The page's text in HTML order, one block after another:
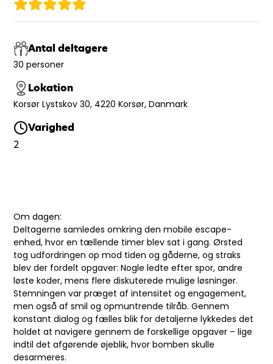
Antal deltagere
30 personer
Lokation
Korsør Lystskov 30, 4220 Korsør, Danmark
Varighed
2
Om dagen:
Deltagerne samledes omkring den mobile escape-
enhed, hvor en tællende timer blev sat i gang. Ørsted
tog udfordringen op mod tiden og gåderne, og straks
blev der fordelt opgaver: Nogle ledte efter spor, andre
løste koder, mens flere diskuterede mulige løsninger.
Stemningen var præget af intensitet og engagement,
men også af smil og opmuntrende tilråb. Gennem
konstant dialog og fælles blik for detaljerne lykkedes det
holdet at navigere gennem de forskellige opgaver – lige
indtil det afgørende øjeblik, hvor bomben skulle
desarmeres.